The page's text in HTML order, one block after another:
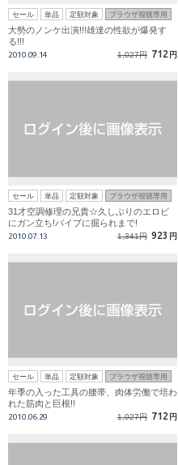
セール 単品 定額対象 ブラウザ視聴専用
大勢のノンケ出演!!!雄達の性欲が爆発す
る!!!
2010.09.14 1,027円 712 円
セール 単品 定額対象 ブラウザ視聴専用
31才空調修理の兄貴☆久しぶりのエロビ
にガン立ち!バイブに掘られまで!
2010.07.13 1,341円 923 円
セール 単品 定額対象 ブラウザ視聴専用
年季の入った工具の腰帯、肉体労働で培わ
れた筋肉と巨根!!
2010.06.29 1,027円 712 円